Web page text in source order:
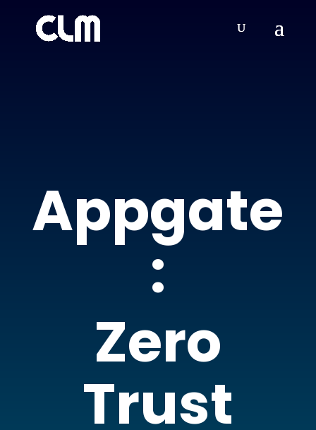
Appgate
:
Zero
Trust